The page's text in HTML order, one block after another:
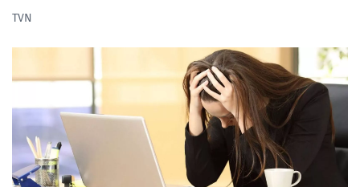
NTV
ACTUALIDAD Y TENDENCIAS
CORPORATIVO Y TRANSPARENCIA
CANAL DE DENUNCIAS
TVN